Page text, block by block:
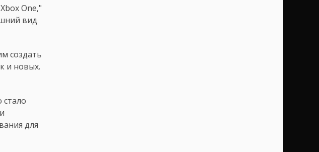
One,"
вид
создать
и новых.
для